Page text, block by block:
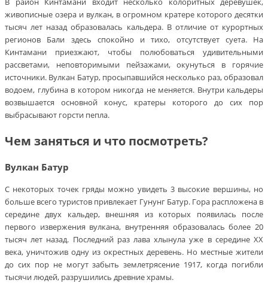
живописные озера и вулкан, в огромном кратере которого десятки
тысяч лет назад образовалась кальдера. В отличие от курортных
регионов Бали здесь спокойно и тихо, отсутствует суета. На
Кинтамани приезжают, чтобы полюбоваться удивительными
рассветами, неповторимыми пейзажами, окунуться в горячие
источники. Вулкан Батур, просыпавшийся несколько раз, образовал
водоем, глубина в котором никогда не меняется. Внутри кальдеры
возвышается основной конус, кратеры которого до сих пор
выбрасывают горсти пепла.
Чем заняться и что посмотреть?
Вулкан Батур
С некоторых точек гряды можно увидеть 3 высокие вершины, но
больше всего туристов привлекает Гунунг Батур. Гора распложена в
середине двух кальдер, внешняя из которых появилась после
первого извержения вулкана, внутренняя образовалась более 20
тысяч лет назад. Последний раз лава хлынула уже в середине XX
века, уничтожив одну из окрестных деревень. Но местные жители
до сих пор не могут забыть землетрясение 1917, когда погибли
тысячи людей, разрушились древние храмы.